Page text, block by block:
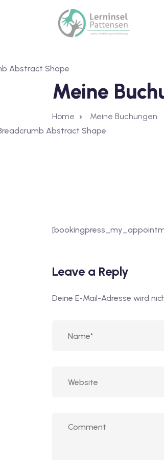
Meine
Home Meine Buchungen
Leave a Reply
Deine E-Mail-Adresse wird